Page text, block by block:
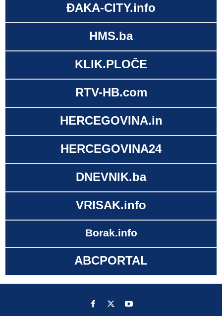
ĐAKA-CITY.info
HMS.ba
KLIK.PLOČE
RTV-HB.com
HERCEGOVINA.in
HERCEGOVINA24
DNEVNIK.ba
VRISAK.info
Borak.info
ABCPORTAL